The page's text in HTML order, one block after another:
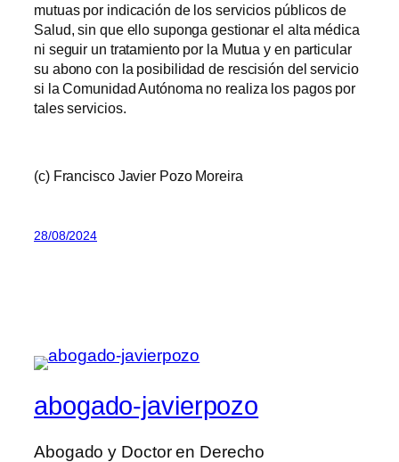
mutuas por indicación de los servicios públicos de
Salud, sin que ello suponga gestionar el alta médica
ni seguir un tratamiento por la Mutua y en particular
su abono con la posibilidad de rescisión del servicio
si la Comunidad Autónoma no realiza los pagos por
tales servicios.
(c) Francisco Javier Pozo Moreira
28/08/2024
abogado-javierpozo
Abogado y Doctor en Derecho